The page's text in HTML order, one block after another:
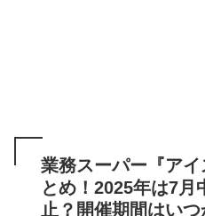
業務スーパー『ア
とめ！2025年は7月
止？開催期間はい